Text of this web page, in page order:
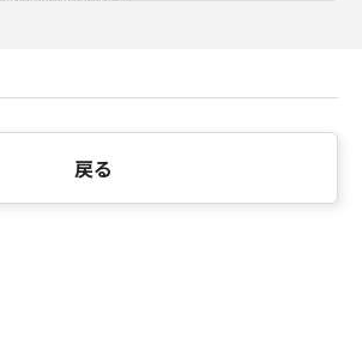
Ver.1.9.0.0への変更点
戻る